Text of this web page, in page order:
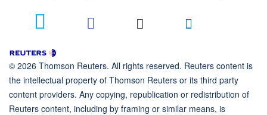
© 2026 Thomson Reuters. All rights reserved. Reuters content is
the intellectual property of Thomson Reuters or its third party
content providers. Any copying, republication or redistribution of
Reuters content, including by framing or similar means, is